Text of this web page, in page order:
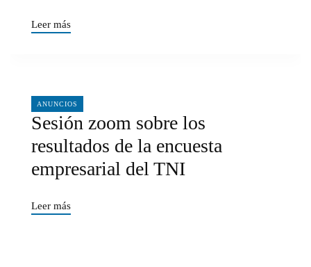
Leer más
ANUNCIOS
06/24/2024
Sesión zoom sobre los
resultados de la encuesta
empresarial del TNI
Leer más